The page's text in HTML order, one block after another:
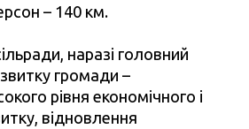
– 140 км.
наразі головний
громади –
рівня економічного і
відновлення